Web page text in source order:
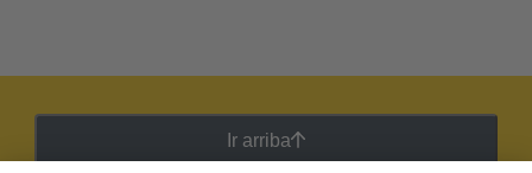
Ir arriba